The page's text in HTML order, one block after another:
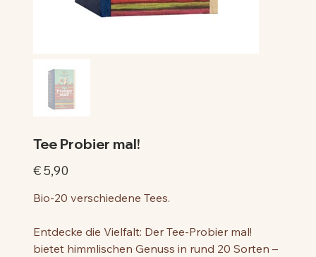
Tee Probier mal!
Preis
€ 5,90
Bio-20 verschiedene Tees.
Entdecke die Vielfalt: Der Tee-Probier mal!
bietet himmlischen Genuss in rund 20 Sorten –